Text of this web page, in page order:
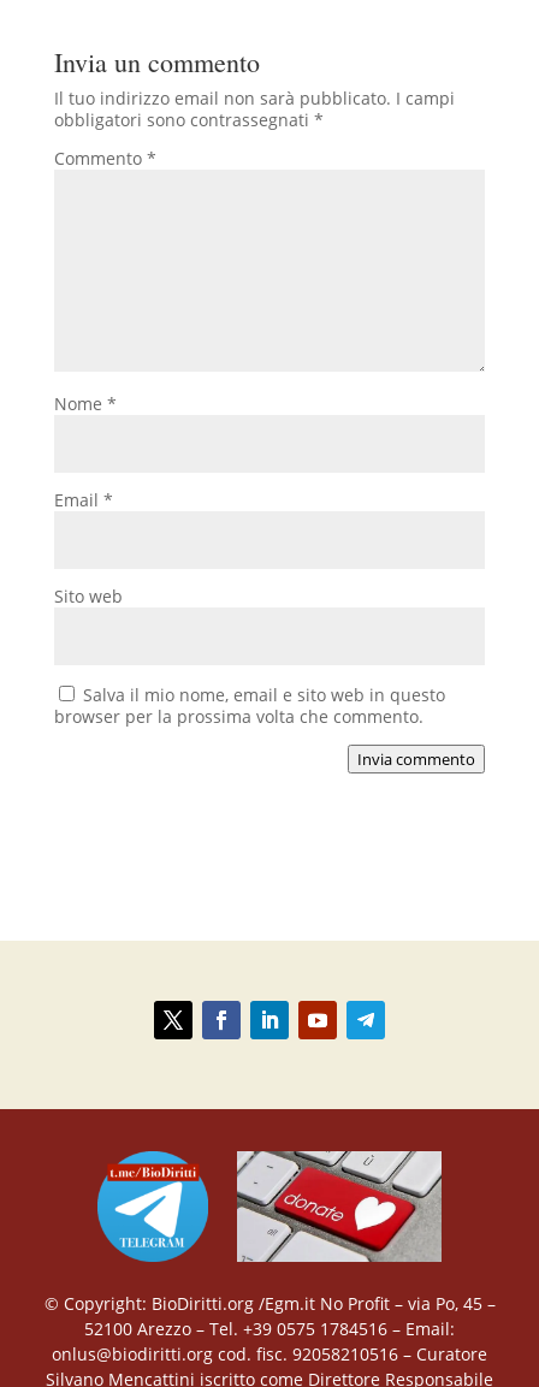
Invia un commento
Il tuo indirizzo email non sarà pubblicato. I campi
obbligatori sono contrassegnati *
Commento *
Nome *
Email *
Sito web
Salva il mio nome, email e sito web in questo
browser per la prossima volta che commento.
Invia commento
© Copyright: BioDiritti.org /Egm.it No Profit – via Po, 45 –
52100 Arezzo – Tel. +39 0575 1784516 – Email:
onlus@biodiritti.org cod. fisc. 92058210516 – Curatore
Silvano Mencattini iscritto come Direttore Responsabile